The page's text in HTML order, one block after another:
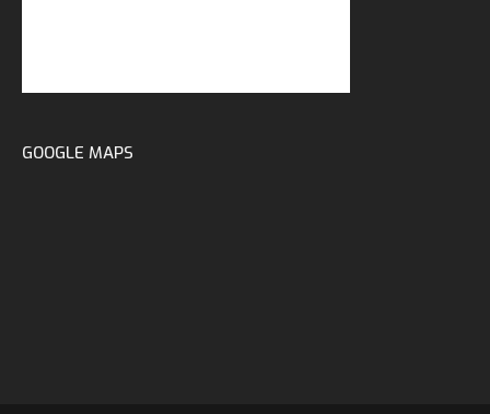
GOOGLE MAPS